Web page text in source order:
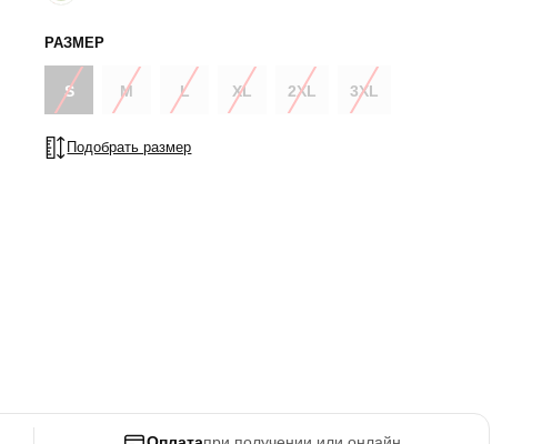
РАЗМЕР
S M L XL 2XL 3XL
Подобрать размер